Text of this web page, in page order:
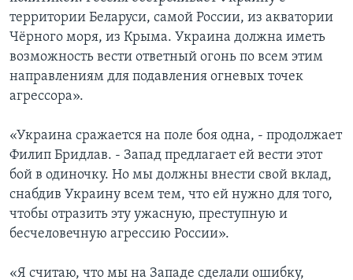
территории Беларуси, самой России, из акватории
Чёрного моря, из Крыма. Украина должна иметь
возможность вести ответный огонь по всем этим
направлениям для подавления огневых точек
агрессора».
«Украина сражается на поле боя одна, - продолжает
Филип Бридлав. - Запад предлагает ей вести этот
бой в одиночку. Но мы должны внести свой вклад,
снабдив Украину всем тем, что ей нужно для того,
чтобы отразить эту ужасную, преступную и
бесчеловечную агрессию России».
«Я считаю, что мы на Западе сделали ошибку,